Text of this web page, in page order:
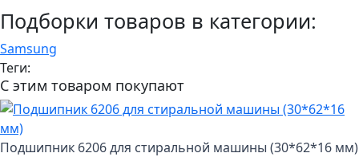
Подборки товаров в категории:
Samsung
Теги:
С этим товаром покупают
Подшипник 6206 для стиральной машины (30*62*16 мм)